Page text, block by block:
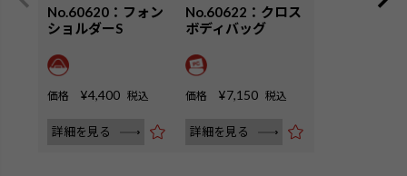
No.60620：フォン
ショルダーS
価格 ¥4,400 税込
詳細を見る
No.60622：クロス
ボディバッグ
価格 ¥7,150 税込
詳細を見る